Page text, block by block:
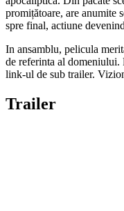
promițătoare, are anumite
spre final, actiune
In ansamblu, pelicula
de referinta al
link-ul de sub trailer.
Trailer